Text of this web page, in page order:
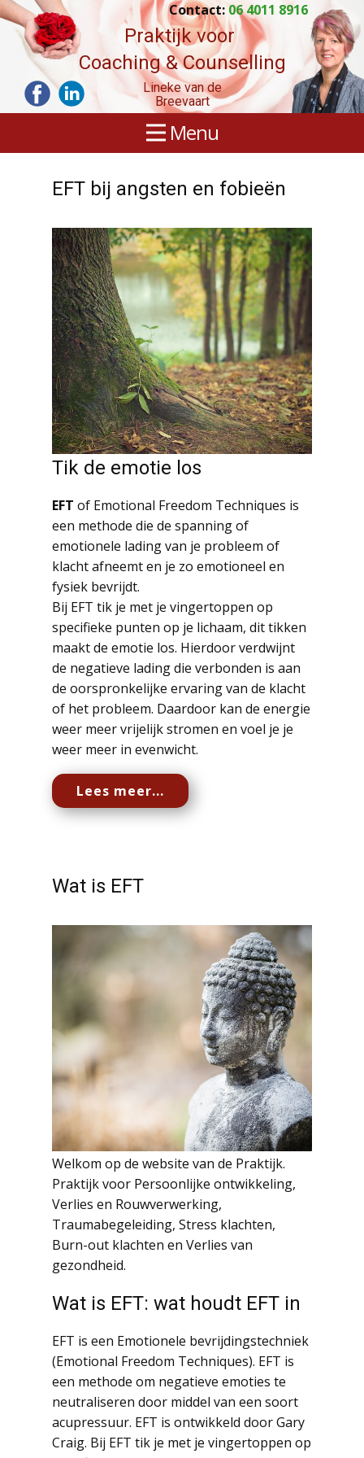
Contact: 06 4011 8916
Praktijk voor
Coaching & Counselling
Lineke van de
Breevaart
Menu
EFT bij angsten en fobieën
Tik de emotie los
EFT of Emotional Freedom Techniques is
een methode die de spanning of
emotionele lading van je probleem of
klacht afneemt en je zo emotioneel en
fysiek bevrijdt.
Bij EFT tik je met je vingertoppen op
specifieke punten op je lichaam, dit tikken
maakt de emotie los. Hierdoor verdwijnt
de negatieve lading die verbonden is aan
de oorspronkelijke ervaring van de klacht
of het probleem. Daardoor kan de energie
weer meer vrijelijk stromen en voel je je
weer meer in evenwicht.
Lees meer...
Wat is EFT
Welkom op de website van de Praktijk.
Praktijk voor Persoonlijke ontwikkeling,
Verlies en Rouwverwerking,
Traumabegeleiding, Stress klachten,
Burn-out klachten en Verlies van
gezondheid.
Wat is EFT: wat houdt EFT in
EFT is een Emotionele bevrijdingstechniek
(Emotional Freedom Techniques). EFT is
een methode om negatieve emoties te
neutraliseren door middel van een soort
acupressuur. EFT is ontwikkeld door Gary
Craig. Bij EFT tik je met je vingertoppen op